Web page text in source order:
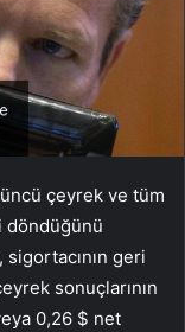
çeyrek ve tüm
döndüğünü
geri
sonuçlarının
0,26 $ net